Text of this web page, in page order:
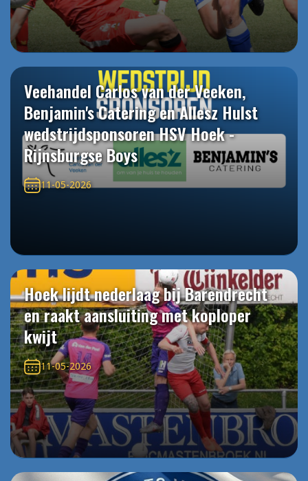
Veehandel Carlos van der Veeken,
Benjamin's Catering en Allesz Hulst
wedstrijdsponsoren HSV Hoek -
Rijnsburgse Boys
11-05-2026
Hoek lijdt nederlaag bij Barendrecht
en raakt aansluiting met koploper
kwijt
11-05-2026